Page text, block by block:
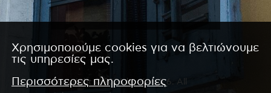
Copyright © 2026 by Kanali 6. All
Χρησιμοποιούμε cookies για να βελτιώνουμε
τις υπηρεσίες μας.
Περισσότερες πληροφορίες